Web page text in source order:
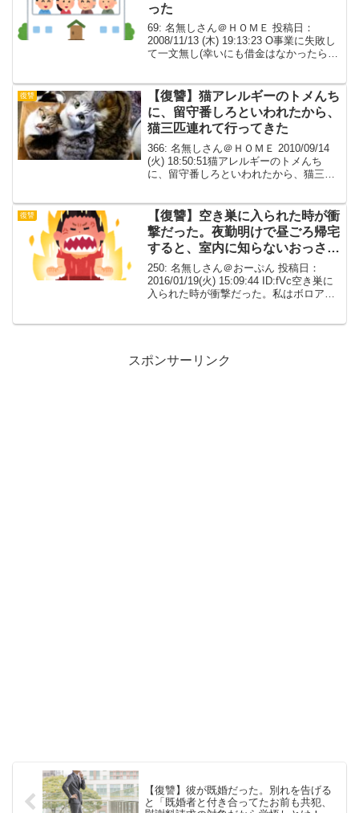
った
69: 名無しさん＠ＨＯＭＥ 投稿日：
2008/11/13 (木) 19:13:23 O事業に失敗し
て一文無し(幸いにも借金はなかったらし
ちの両親は鬼籍、元は両親宅...
復讐
【復讐】猫アレルギーのトメんち
に、留守番しろといわれたから、
猫三匹連れて行ってきた
366: 名無しさん＠ＨＯＭＥ 2010/09/14
(火) 18:50:51猫アレルギーのトメんち
に、留守番しろといわれたから、猫三匹
を知っていて、蕎麦粉ふりかけた...
復讐
【復讐】空き巣に入られた時が衝
撃だった。夜勤明けで昼ごろ帰宅
すると、室内に知らないおっさん
がいた。【ワロタ】
250: 名無しさん＠おーぷん 投稿日：
2016/01/19(火) 15:09:44 ID:fVc空き巣に
入られた時が衝撃だった。私はボロアパ
スポンサーリンク
【復讐】彼が既婚だった。別れを告げる
と「既婚者と付き合ってたお前も共犯、